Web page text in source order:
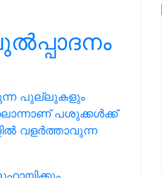
പുല്ലുകളും
പശുക്കൾക്ക്
വളർത്താവുന്ന